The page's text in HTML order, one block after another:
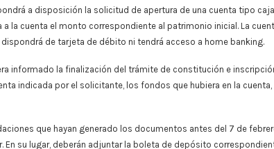
a disposición la solicitud de apertura de una cuenta tipo
la cuenta el monto correspondiente al patrimonio inicial. La
de tarjeta de débito ni tendrá acceso a home banking.
informado la finalización del trámite de constitución e
indicada por el solicitante, los fondos que hubiera en la cuenta,
que hayan generado los documentos antes del 7 de
En su lugar, deberán adjuntar la boleta de depósito